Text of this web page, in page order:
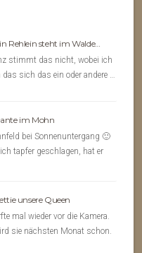
Rehlein steht im Walde…
stimmt das nicht, wobei ich
sich das ein oder andere …
im Mohn
bei Sonnenuntergang 🙂
tapfer geschlagen, hat er
unsere Queen
mal wieder vor die Kamera.
sie nächsten Monat schon.